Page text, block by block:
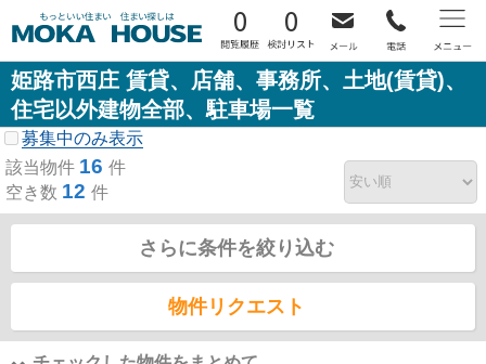
0 0
姫路市西庄 賃貸、店舗、事務所、土地(賃貸)、
住宅以外建物全部、駐車場一覧
募集中のみ表示
該当物件 16 件
空き数 12 件
さらに条件を絞り込む
物件リクエスト